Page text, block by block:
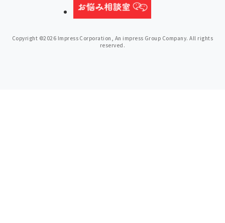
Copyright ©2026 Impress Corporation, An impress Group Company. All rights
reserved.